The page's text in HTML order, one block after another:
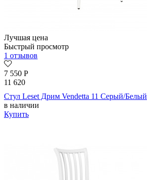
Лучшая цена
Быстрый просмотр
1 отзывов
7 550 Р
11 620
Стул Leset Дрим Vendetta 11 Серый/Белый
в наличии
Купить